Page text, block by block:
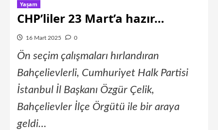
Yaşam
CHP’liler 23 Mart’a hazır…
16 Mart 2025 0
Ön seçim çalışmaları hırlandıran
Bahçelievlerli, Cumhuriyet Halk Partisi
İstanbul İl Başkanı Özgür Çelik,
Bahçelievler İlçe Örgütü ile bir araya
geldi…